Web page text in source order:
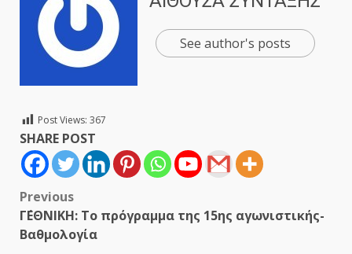
See author's posts
Post Views: 367
SHARE POST
Post
navigation
Previous
Γ΄ΕΘΝΙΚΗ: Το πρόγραμμα της 15ης αγωνιστικής-
Bαθμολογία